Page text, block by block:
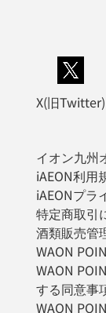
X(旧Twitter)
イオン九州
iAEON利用
iAEONプラ
特定商取引
酒類販売管
WAON
WAON
する同意事
WAON